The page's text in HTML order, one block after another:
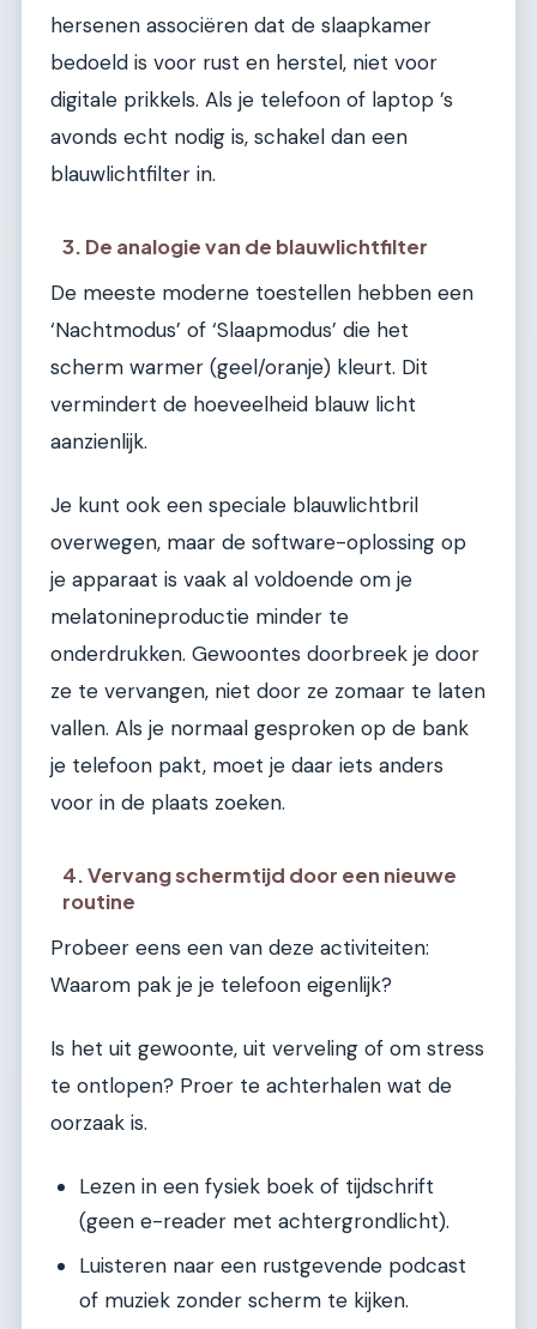
hersenen associëren dat de slaapkamer
bedoeld is voor rust en herstel, niet voor
digitale prikkels. Als je telefoon of laptop ’s
avonds echt nodig is, schakel dan een
blauwlichtfilter in.
3. De analogie van de blauwlichtfilter
De meeste moderne toestellen hebben een
‘Nachtmodus’ of ‘Slaapmodus’ die het
scherm warmer (geel/oranje) kleurt. Dit
vermindert de hoeveelheid blauw licht
aanzienlijk.
Je kunt ook een speciale blauwlichtbril
overwegen, maar de software-oplossing op
je apparaat is vaak al voldoende om je
melatonineproductie minder te
onderdrukken. Gewoontes doorbreek je door
ze te vervangen, niet door ze zomaar te laten
vallen. Als je normaal gesproken op de bank
je telefoon pakt, moet je daar iets anders
voor in de plaats zoeken.
4. Vervang schermtijd door een nieuwe
routine
Probeer eens een van deze activiteiten:
Waarom pak je je telefoon eigenlijk?
Is het uit gewoonte, uit verveling of om stress
te ontlopen? Proer te achterhalen wat de
oorzaak is.
Lezen in een fysiek boek of tijdschrift
(geen e-reader met achtergrondlicht).
Luisteren naar een rustgevende podcast
of muziek zonder scherm te kijken.